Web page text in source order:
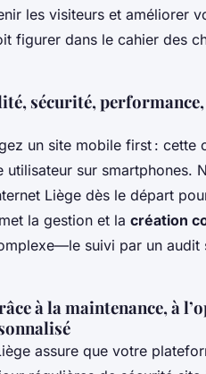
les visiteurs et améliorer
figurer dans le cahier des
sécurité,
un site mobile first : cette
utilisateur sur smartphones.
Liège dès le départ
la gestion et la création
suivi par un
à la maintenance, à
assure que votre